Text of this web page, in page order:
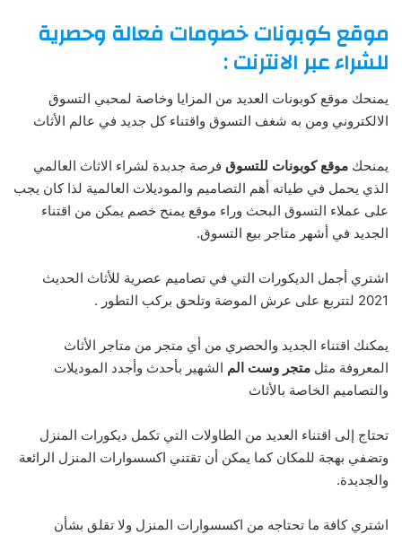
موقع كوبونات خصومات فعالة وحصرية
للشراء عبر الانترنت :
يمنحك موقع كوبونات العديد من المزايا وخاصة لمحبي التسوق
الالكتروني ومن به شغف التسوق واقتناء كل جديد في عالم الأثاث
يمنحك موقع كوبونات للتسوق فرصة جدبدة لشراء الاثاث العالمي
الذي يحمل في طياته أهم التصاميم والموديلات العالمية لذا كان يجب
على عملاء التسوق البحث وراء موقع يمنح خصم يمكن من اقتناء
الجديد في أشهر متاجر بيع التسوق.
اشتري أجمل الديكورات التي في تصاميم عصرية للأثاث الحديث
2021 لتتربع على عرش الموضة وتلحق بركب التطور .
يمكنك اقتناء الجديد والحصري من أي متجر من متاجر الأثاث
المعروفة مثل متجر وست الم الشهير بأحدث وأجدد الموديلات
والتصاميم الخاصة بالأثاث
تحتاج إلى اقتناء العديد من الطاولات التي تكمل ديكورات المنزل
وتضفي بهجة للمكان كما يمكن أن تقتني اكسسوارات المنزل الرائعة
والجديدة.
اشتري كافة ما تحتاجه من اكسسوارات المنزل ولا تقلق بشأن